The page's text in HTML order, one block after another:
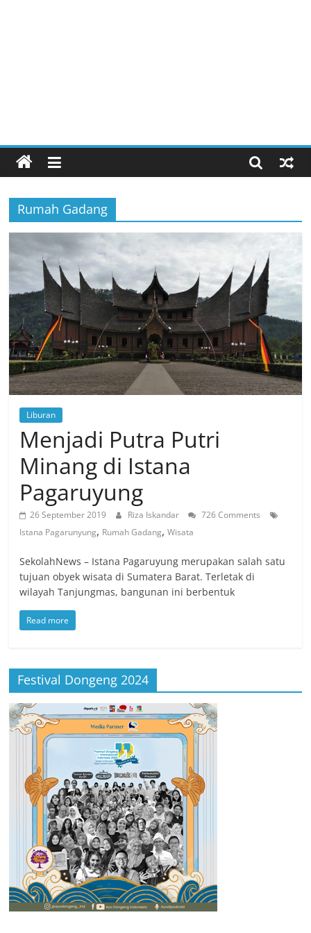
Rumah Gadang
Liburan
Menjadi Putra Putri
Minang di Istana
Pagaruyung
26 September 2019 Riza Iskandar
726 Comments
Istana Pagarunyung, Rumah Gadang,Wisata
SekolahNews – Istana Pagaruyung merupakan salah satu
tujuan obyek wisata di Sumatera Barat. Terletak di
wilayah Tanjungmas, bangunan ini berbentuk
Read more
Festival Dongeng 2024